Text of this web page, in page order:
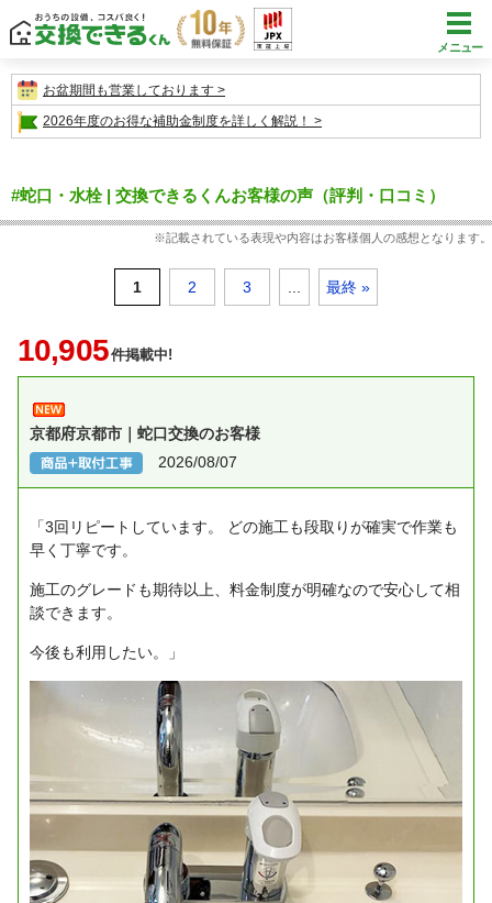
メニュー
お盆期間も営業しております
2026年度のお得な補助金制度を詳しく解説！
#蛇口・水栓 | 交換できるくんお客様の声（評判・口コミ）
※記載されている表現や内容はお客様個人の感想となります。
1 2 3 最終 »
10,905件掲載中!
京都府京都市｜蛇口交換のお客様
2026/08/07
「3回リピートしています。
どの施工も段取りが確実で作業も
早く丁寧です。
施工のグレードも期待以上、料金制度が明確なので安心して相
談できます。
今後も利用したい。」